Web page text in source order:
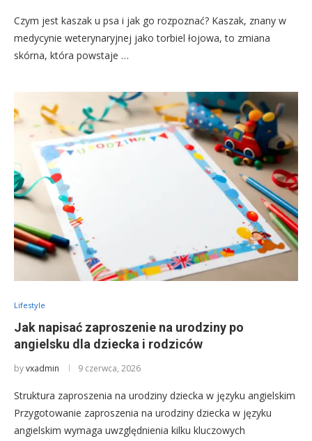
Czym jest kaszak u psa i jak go rozpoznać? Kaszak, znany w
medycynie weterynaryjnej jako torbiel łojowa, to zmiana
skórna, która powstaje …
Lifestyle
Jak napisać zaproszenie na urodziny po
angielsku dla dziecka i rodziców
byvxadmin 9 czerwca, 2026
Struktura zaproszenia na urodziny dziecka w języku angielskim
Przygotowanie zaproszenia na urodziny dziecka w języku
angielskim wymaga uwzględnienia kilku kluczowych